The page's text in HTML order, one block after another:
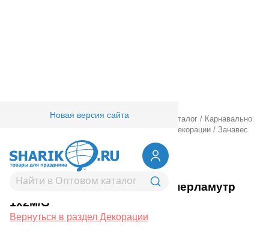
Новая версия сайта
Товары для праздника/ Оптовый каталог / Карнавально
Декорации / Занавес
фольгир перламутр 1х2м/G
1501-7002Занавес фольгир перламутр
1х2м/G
Вернуться в раздел Декорации